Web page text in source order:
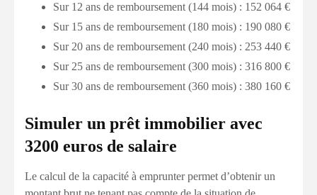
Sur 12 ans de remboursement (144 mois) : 152 064 €
Sur 15 ans de remboursement (180 mois) : 190 080 €
Sur 20 ans de remboursement (240 mois) : 253 440 €
Sur 25 ans de remboursement (300 mois) : 316 800 €
Sur 30 ans de remboursement (360 mois) : 380 160 €
Simuler un prêt immobilier avec
3200 euros de salaire
Le calcul de la capacité à emprunter permet d’obtenir un